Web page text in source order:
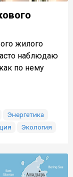
жилого
наблюдаю
по нему
Энергетика
Экология